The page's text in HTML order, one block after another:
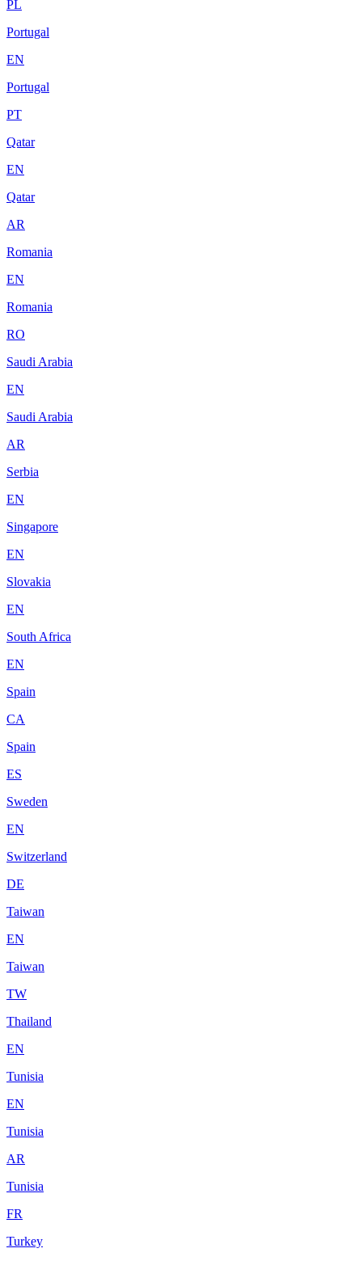
PL
Portugal
EN
Portugal
PT
Qatar
EN
Qatar
AR
Romania
EN
Romania
RO
Saudi Arabia
EN
Saudi Arabia
AR
Serbia
EN
Singapore
EN
Slovakia
EN
South Africa
EN
Spain
CA
Spain
ES
Sweden
EN
Switzerland
DE
Taiwan
EN
Taiwan
TW
Thailand
EN
Tunisia
EN
Tunisia
AR
Tunisia
FR
Turkey